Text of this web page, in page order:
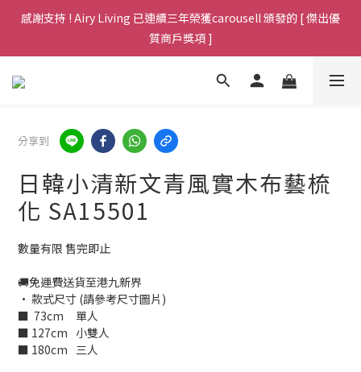
Welcome，全場傢俱免運費包送貨至港九新界，歡迎查詢 (包送上
門於非偏遠地區，不用搬樓梯)
Welcome，全場傢俱免運費包送貨至港九新界，歡迎查詢 (包送上
門於非偏遠地區，不用搬樓梯)
感謝支持 ! Airy Living 已連續三年榮獲carousell 頒發的 [ 傑出優
Welcome，全場傢俱免運費包送貨至港九新界，歡迎查詢 (包送上
門於非偏遠地區，不用搬樓梯)
分享到
日韓小清新文青風實木布藝梳
化 SA15501
數量有限 售完即止
🚚免運費送貨至港九新界
• 款式尺寸 (請參考尺寸圖片)
■  73cm	單人
■ 127cm	小雙人
■ 180cm	三人